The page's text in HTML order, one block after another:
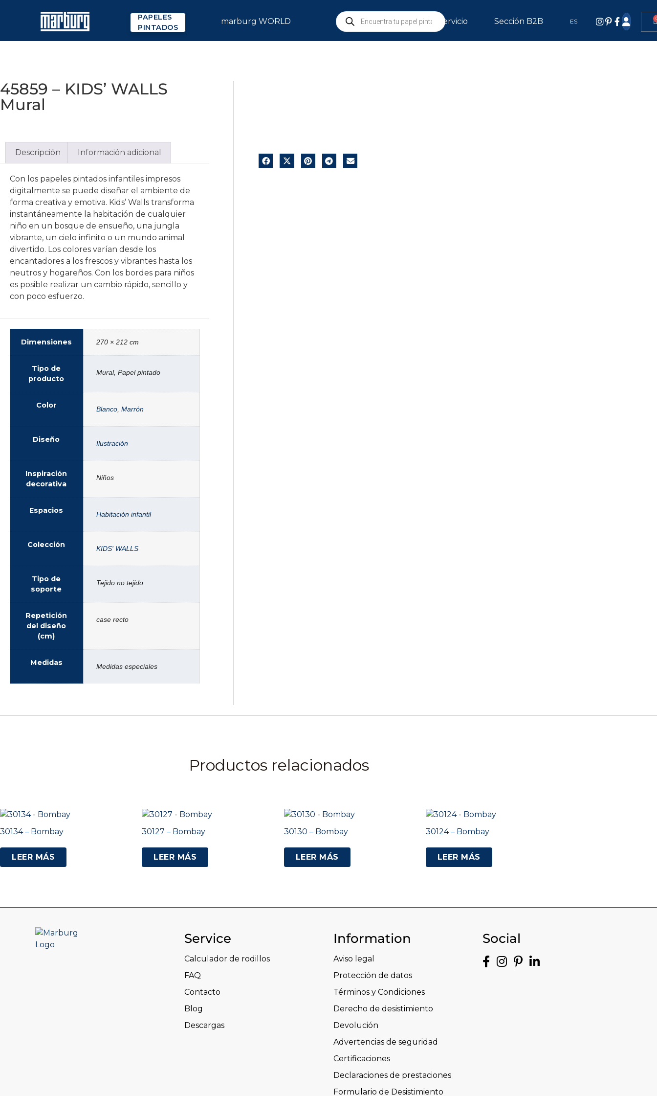
PAPELES
PINTADOS
marburg WORLD Servicio Sección B2B ES
45859 – KIDS’ WALLS
Mural
Descripción Información adicional
Con los papeles pintados infantiles impresos
digitalmente se puede diseñar el ambiente de
forma creativa y emotiva. Kids’ Walls transforma
instantáneamente la habitación de cualquier
niño en un bosque de ensueño, una jungla
vibrante, un cielo infinito o un mundo animal
divertido. Los colores varían desde los
encantadores a los frescos y vibrantes hasta los
neutros y hogareños. Con los bordes para niños
es posible realizar un cambio rápido, sencillo y
con poco esfuerzo.
Dimensiones 270 × 212 cm
Tipo de
producto
Mural, Papel pintado
Color Blanco Marrón
Diseño Ilustración
Inspiración
decorativa
Niños
Espacios Habitación infantil
Colección KIDS' WALLS
Tipo de
soporte
Tejido no tejido
Repetición
del diseño
(cm)
case recto
Medidas Medidas especiales
Productos relacionados
30134 – Bombay
LEER MÁS
30127 – Bombay
LEER MÁS
30130 – Bombay
LEER MÁS
30124 – Bombay
LEER MÁS
Service
Calculador de rodillos
FAQ
Contacto
Blog
Descargas
Information
Aviso legal
Protección de datos
Términos y Condiciones
Derecho de desistimiento
Devolución
Advertencias de seguridad
Certificaciones
Declaraciones de prestaciones
Formulario de Desistimiento
Social